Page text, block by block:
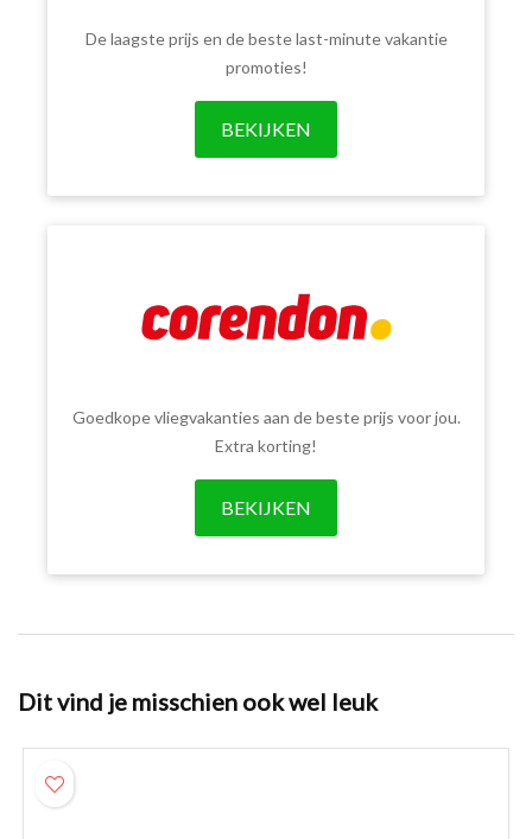
De laagste prijs en de beste last-minute vakantie
promoties!
BEKIJKEN
Goedkope vliegvakanties aan de beste prijs voor jou.
Extra korting!
BEKIJKEN
Dit vind je misschien ook wel leuk